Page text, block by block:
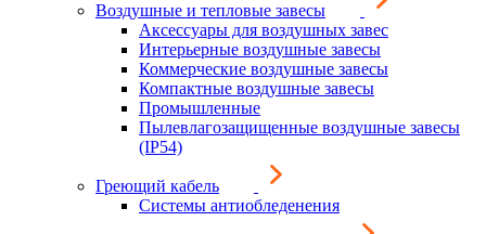
Воздушные и тепловые завесы
Аксессуары для воздушных завес
Интерьерные воздушные завесы
Коммерческие воздушные завесы
Компактные воздушные завесы
Промышленные
Пылевлагозащищенные воздушные завесы
(IP54)
Греющий кабель
Системы антиобледенения